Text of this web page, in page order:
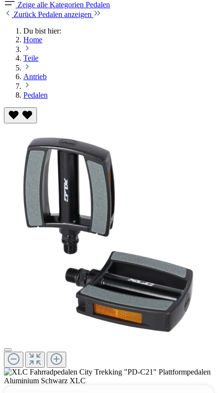
Zeige alle Kategorien Pedalen
Zurück Pedalen anzeigen
Du bist hier:
Home
Teile
Antrieb
Pedalen